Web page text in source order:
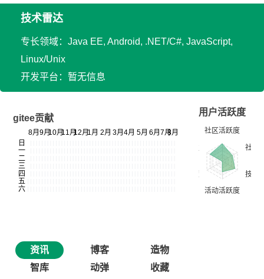
技术雷达
专长领域：Java EE, Android, .NET/C#, JavaScript,
Linux/Unix
开发平台：暂无信息
gitee贡献
用户活跃度
资讯 博客
造物
智库
动弹 收藏